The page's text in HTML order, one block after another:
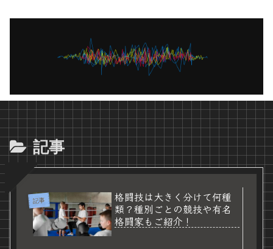
記事
記事
格闘技は大きく分けて何種
類？種別ごとの競技や有名
格闘家もご紹介！